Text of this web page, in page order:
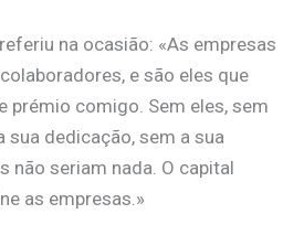
na ocasião: «As empresas
e são eles que
prémio comigo. Sem eles, sem
sua dedicação, sem a sua
não seriam nada. O capital
as empresas.»